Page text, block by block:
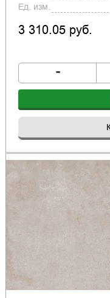
Ед. изм.
3 310.05 руб.
-